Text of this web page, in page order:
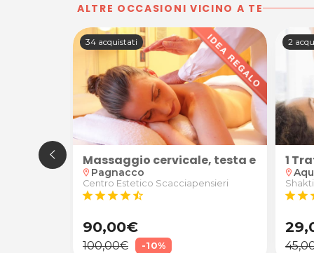
ALTRE OCCASIONI VICINO A TE
Marin ad Aquileia
22€ o 45€ per la Lavanderia Self-Service I WASH
34 acquistati
Massaggio cervicale, testa e viso +
location_on Pagnacco
Centro Estetico Scacciapensieri
star star star star star_half
90,00€
100,00€ -10%
2
1
location_on
star star